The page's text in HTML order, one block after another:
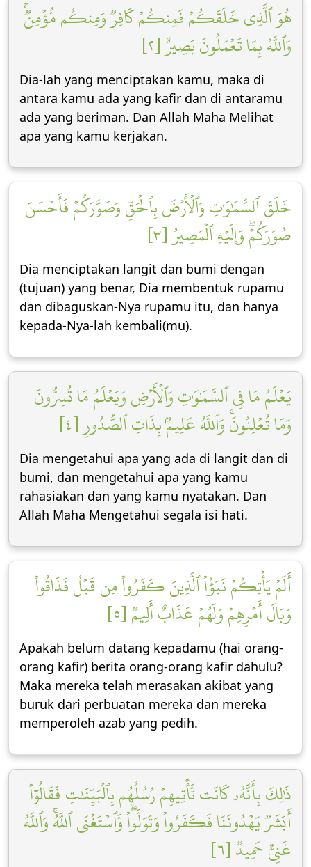
هُوَ ٱلَّذِي خَلَقَكُمۡ فَمِنكُمۡ كَافِرٞ وَمِنكُم مُّؤۡمِنٞۚ
وَٱللَّهُ بِمَا تَعۡمَلُونَ بَصِيرٌ [٢]
Dia-lah yang menciptakan kamu, maka di
antara kamu ada yang kafir dan di antaramu
ada yang beriman. Dan Allah Maha Melihat
apa yang kamu kerjakan.
خَلَقَ ٱلسَّمَٰوَٰتِ وَٱلۡأَرۡضَ بِٱلۡحَقِّ وَصَوَّرَكُمۡ فَأَحۡسَنَ
صُوَرَكُمۡۖ وَإِلَيۡهِ ٱلۡمَصِيرُ [٣]
Dia menciptakan langit dan bumi dengan
(tujuan) yang benar, Dia membentuk rupamu
dan dibaguskan-Nya rupamu itu, dan hanya
kepada-Nya-lah kembali(mu).
يَعۡلَمُ مَا فِي ٱلسَّمَٰوَٰتِ وَٱلۡأَرۡضِ وَيَعۡلَمُ مَا تُسِرُّونَ
وَمَا تُعۡلِنُونَۚ وَٱللَّهُ عَلِيمُۢ بِذَاتِ ٱلصُّدُورِ [٤]
Dia mengetahui apa yang ada di langit dan di
bumi, dan mengetahui apa yang kamu
rahasiakan dan yang kamu nyatakan. Dan
Allah Maha Mengetahui segala isi hati.
أَلَمۡ يَأۡتِكُمۡ نَبَؤُاْ ٱلَّذِينَ كَفَرُواْ مِن قَبۡلُ فَذَاقُواْ
وَبَالَ أَمۡرِهِمۡ وَلَهُمۡ عَذَابٌ أَلِيمٞ [٥]
Apakah belum datang kepadamu (hai orang-
orang kafir) berita orang-orang kafir dahulu?
Maka mereka telah merasakan akibat yang
buruk dari perbuatan mereka dan mereka
memperoleh azab yang pedih.
ذَٰلِكَ بِأَنَّهُۥ كَانَت تَّأۡتِيهِمۡ رُسُلُهُم بِٱلۡبَيِّنَٰتِ فَقَالُوٓاْ
أَبَشَرٞ يَهۡدُونَنَا فَكَفَرُواْ وَتَوَلَّواْۖ وَّٱسۡتَغۡنَى ٱللَّهُۚ وَٱللَّهُ
غَنِيٌّ حَمِيدٞ [٦]